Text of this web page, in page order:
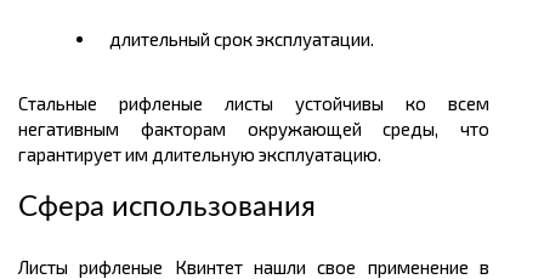
длительный срок эксплуатации.
Стальные рифленые листы устойчивы ко всем
негативным факторам окружающей среды, что
гарантирует им длительную эксплуатацию.
Сфера использования
Листы рифленые Квинтет нашли свое применение в